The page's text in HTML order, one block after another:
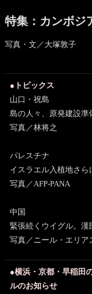
特集：カンボ
写真・文／大塚敦子
●トピックス
山口・祝島
島の人々、原発建設準
写真／林将之
パレスチナ
イスラエル入植地さら
写真／AFP-PANA
中国
緊張続くウイグル。
写真／ニール・エリア
●横浜・京都・早稲田
ルのお知らせ